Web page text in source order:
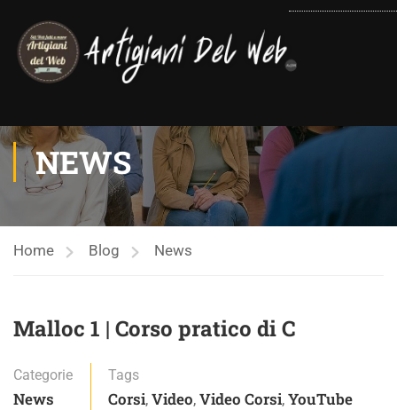
NEWS
Home Blog News
Malloc 1 | Corso pratico di C
Categorie
News
Tags
Corsi, Video, Video Corsi, YouTube